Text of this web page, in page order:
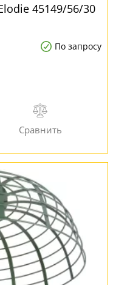
45149/56/30
По запросу